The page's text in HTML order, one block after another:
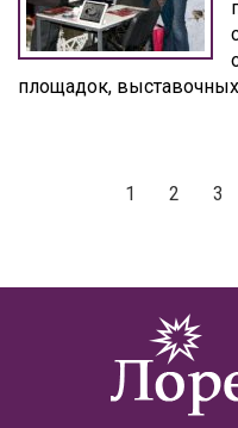
площадок,
1 2 3